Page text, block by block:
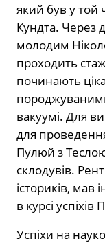
який був у той
Кундта. Через
молодим
проходить
починають
вакуумі. Для
для
Пулюй з
склодувів.
істориків, мав
в курсі успіхів
Успіхи на